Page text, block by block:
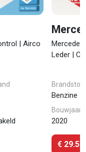
| Airco
Leder |
Brandstof
Benzine
Bouwjaar
2020
€